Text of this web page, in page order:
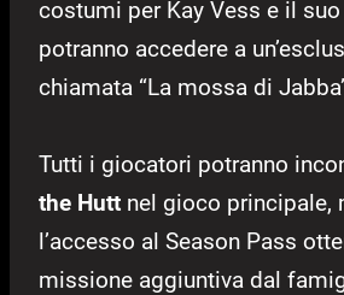
costumi per Kay Vess e il
potranno accedere a
chiamata “La mossa di
Tutti i giocatori potranno
the Hutt nel gioco principale,
l’accesso al Season Pass
missione aggiuntiva dal